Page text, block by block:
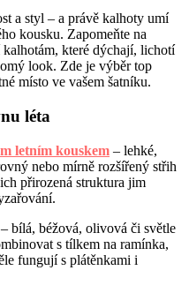
a styl – a právě kalhoty umí
kousku. Zapomeňte na
které dýchají, lichotí
look. Zde je výběr top
místo ve vašem šatníku.
léta
letním kouskem – lehké,
nebo mírně rozšířený střih
přirozená struktura jim
bílá, béžová, olivová či světle
s tílkem na ramínka,
fungují s plátěnkami i